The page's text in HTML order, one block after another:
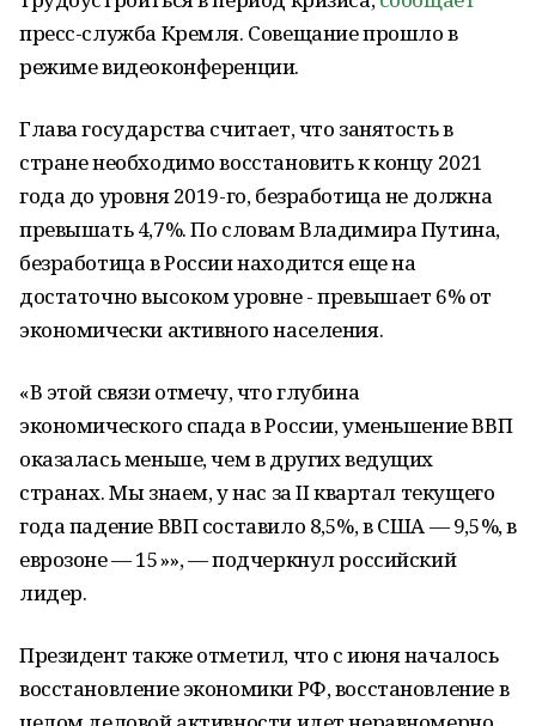
пресс-служба Кремля. Совещание прошло в
режиме видеоконференции.
Глава государства считает, что занятость в
стране необходимо восстановить к концу 2021
года до уровня 2019-го, безработица не должна
превышать 4,7%. По словам Владимира Путина,
безработица в России находится еще на
достаточно высоком уровне - превышает 6% от
экономически активного населения.
«В этой связи отмечу, что глубина
экономического спада в России, уменьшение ВВП
оказалась меньше, чем в других ведущих
странах. Мы знаем, у нас за II квартал текущего
года падение ВВП составило 8,5%, в США — 9,5%, в
еврозоне — 15»», — подчеркнул российский
лидер.
Президент также отметил, что с июня началось
восстановление экономики РФ, восстановление в